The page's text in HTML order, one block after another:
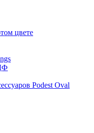
цвете
Podest Oval